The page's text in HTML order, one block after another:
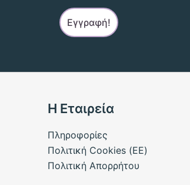
Η Εταιρεία
Πληροφορίες
Πολιτική Cookies (ΕΕ)
Πολιτική Απορρήτου